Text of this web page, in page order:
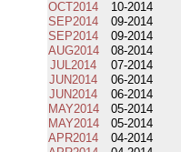
OCT2014
10-2014
SEP2014
09-2014
SEP2014
09-2014
AUG2014
08-2014
JUL2014
07-2014
JUN2014
06-2014
JUN2014
06-2014
MAY2014
05-2014
MAY2014
05-2014
APR2014
04-2014